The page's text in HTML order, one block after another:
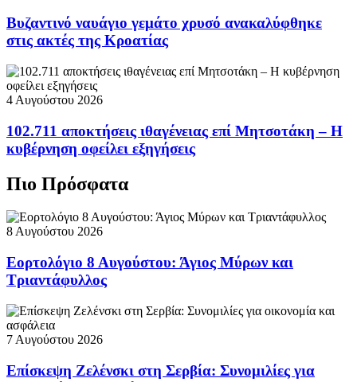
Βυζαντινό ναυάγιο γεμάτο χρυσό ανακαλύφθηκε
στις ακτές της Κροατίας
4 Αυγούστου 2026
102.711 αποκτήσεις ιθαγένειας επί Μητσοτάκη – Η
κυβέρνηση οφείλει εξηγήσεις
Πιο Πρόσφατα
8 Αυγούστου 2026
Εορτολόγιο 8 Αυγούστου: Άγιος Μύρων και
Τριαντάφυλλος
7 Αυγούστου 2026
Επίσκεψη Ζελένσκι στη Σερβία: Συνομιλίες για